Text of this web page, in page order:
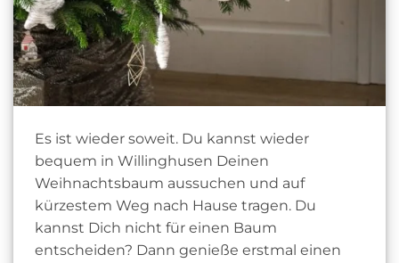
Es ist wieder soweit. Du kannst wieder
bequem in Willinghusen Deinen
Weihnachtsbaum aussuchen und auf
kürzestem Weg nach Hause tragen. Du
kannst Dich nicht für einen Baum
entscheiden? Dann genieße erstmal einen